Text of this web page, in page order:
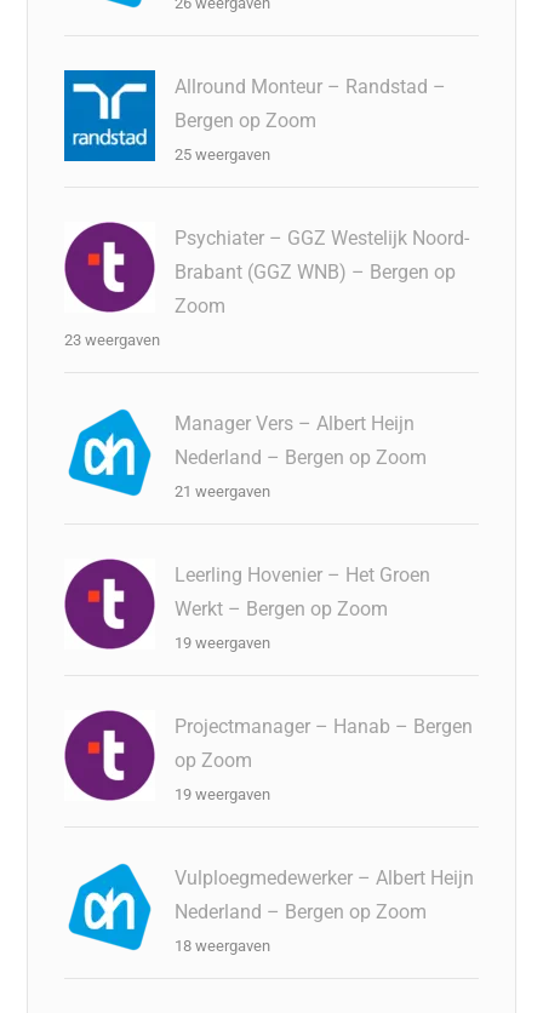
Allround Monteur – Randstad –
Bergen op Zoom
25 weergaven
Psychiater – GGZ Westelijk Noord-
Brabant (GGZ WNB) – Bergen op
Zoom
23 weergaven
Manager Vers – Albert Heijn
Nederland – Bergen op Zoom
21 weergaven
Leerling Hovenier – Het Groen
Werkt – Bergen op Zoom
19 weergaven
Projectmanager – Hanab – Bergen
op Zoom
19 weergaven
Vulploegmedewerker – Albert Heijn
Nederland – Bergen op Zoom
18 weergaven